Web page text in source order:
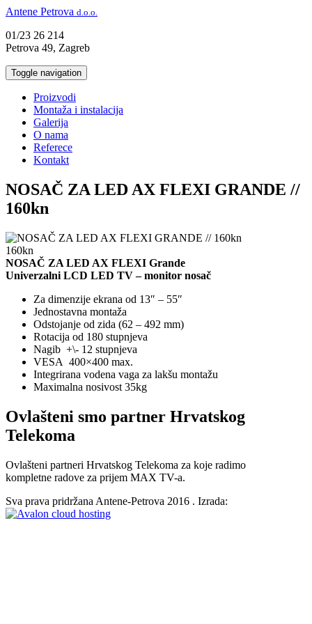
Antene Petrova d.o.o.
01/23 26 214
Petrova 49, Zagreb
Toggle navigation
Proizvodi
Montaža i instalacija
Galerija
O nama
Referece
Kontakt
NOSAČ ZA LED AX FLEXI GRANDE //
160kn
160kn
NOSAČ ZA LED AX FLEXI Grande
Univerzalni LCD LED TV – monitor nosač
Za dimenzije ekrana od 13″ – 55″
Jednostavna montaža
Odstojanje od zida (62 – 492 mm)
Rotacija od 180 stupnjeva
Nagib +\- 12 stupnjeva
VESA 400×400 max.
Integrirana vodena vaga za lakšu montažu
Maximalna nosivost 35kg
Ovlašteni smo partner Hrvatskog
Telekoma
Ovlašteni partneri Hrvatskog Telekoma za koje radimo
kompletne radove za prijem MAX TV-a.
Sva prava pridržana Antene-Petrova 2016 . Izrada: